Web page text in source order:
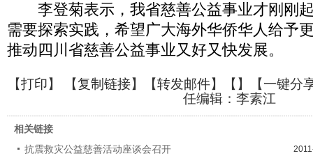
李登菊表示，我省慈善公益事业才刚刚
需要探索实践，希望广大海外华侨华人给予
推动四川省慈善公益事业又好又快发展。
【打印】 【复制链接】【转发邮件】【 】
【一键分
任编辑：李素江
相关链接
抗震救灾公益慈善活动座谈会召开